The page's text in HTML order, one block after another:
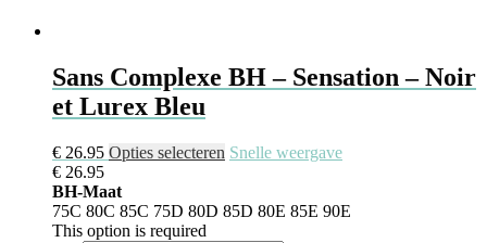
Sans Complexe BH – Sensation – Noir
et Lurex Bleu
€ 26.95 Opties selecteren Dit
meerdere
Snelle weergave
€ 26.95
BH-Maat
75C 80C 85C 75D 80D 85D 80E 85E 90E
This option is required